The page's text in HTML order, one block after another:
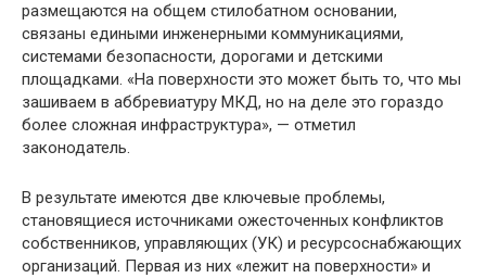
размещаются на общем стилобатном основании,
связаны едиными инженерными коммуникациями,
системами безопасности, дорогами и детскими
площадками. «На поверхности это может быть то, что мы
зашиваем в аббревиатуру МКД, но на деле это гораздо
более сложная инфраструктура», — отметил
законодатель.
В результате имеются две ключевые проблемы,
становящиеся источниками ожесточенных конфликтов
собственников, управляющих (УК) и ресурсоснабжающих
организаций. Первая из них «лежит на поверхности» и